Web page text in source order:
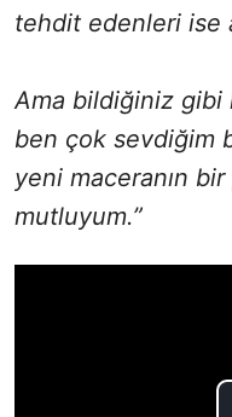
tehdit edenleri ise
Ama bildiğiniz gibi
ben çok sevdiğim
yeni maceranın
mutluyum.”